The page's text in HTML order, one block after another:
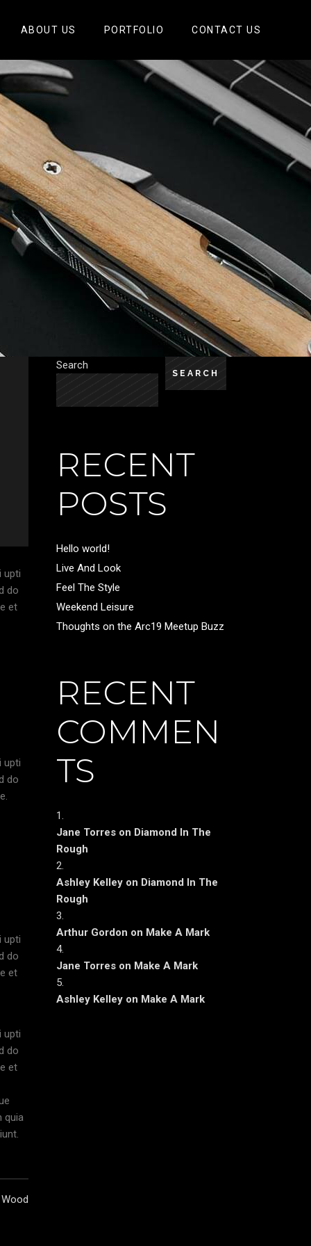
ABOUT US PORTFOLIO CONTACT US
upti
do
et
upti
do
upti
do
et
upti
do
et
quia
Wood
Search
SEARCH
RECENT
POSTS
Hello world!
Live And Look
Feel The Style
Weekend Leisure
Thoughts on the Arc19 Meetup Buzz
RECENT
COMMEN
TS
Jane Torres on Diamond In The
Rough
Ashley Kelley on Diamond In The
Rough
Arthur Gordon on Make A Mark
Jane Torres on Make A Mark
Ashley Kelley on Make A Mark